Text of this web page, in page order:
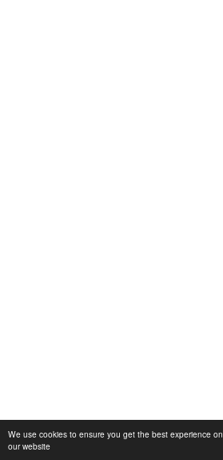
We use cookies to ensure you get the best experience on
our website